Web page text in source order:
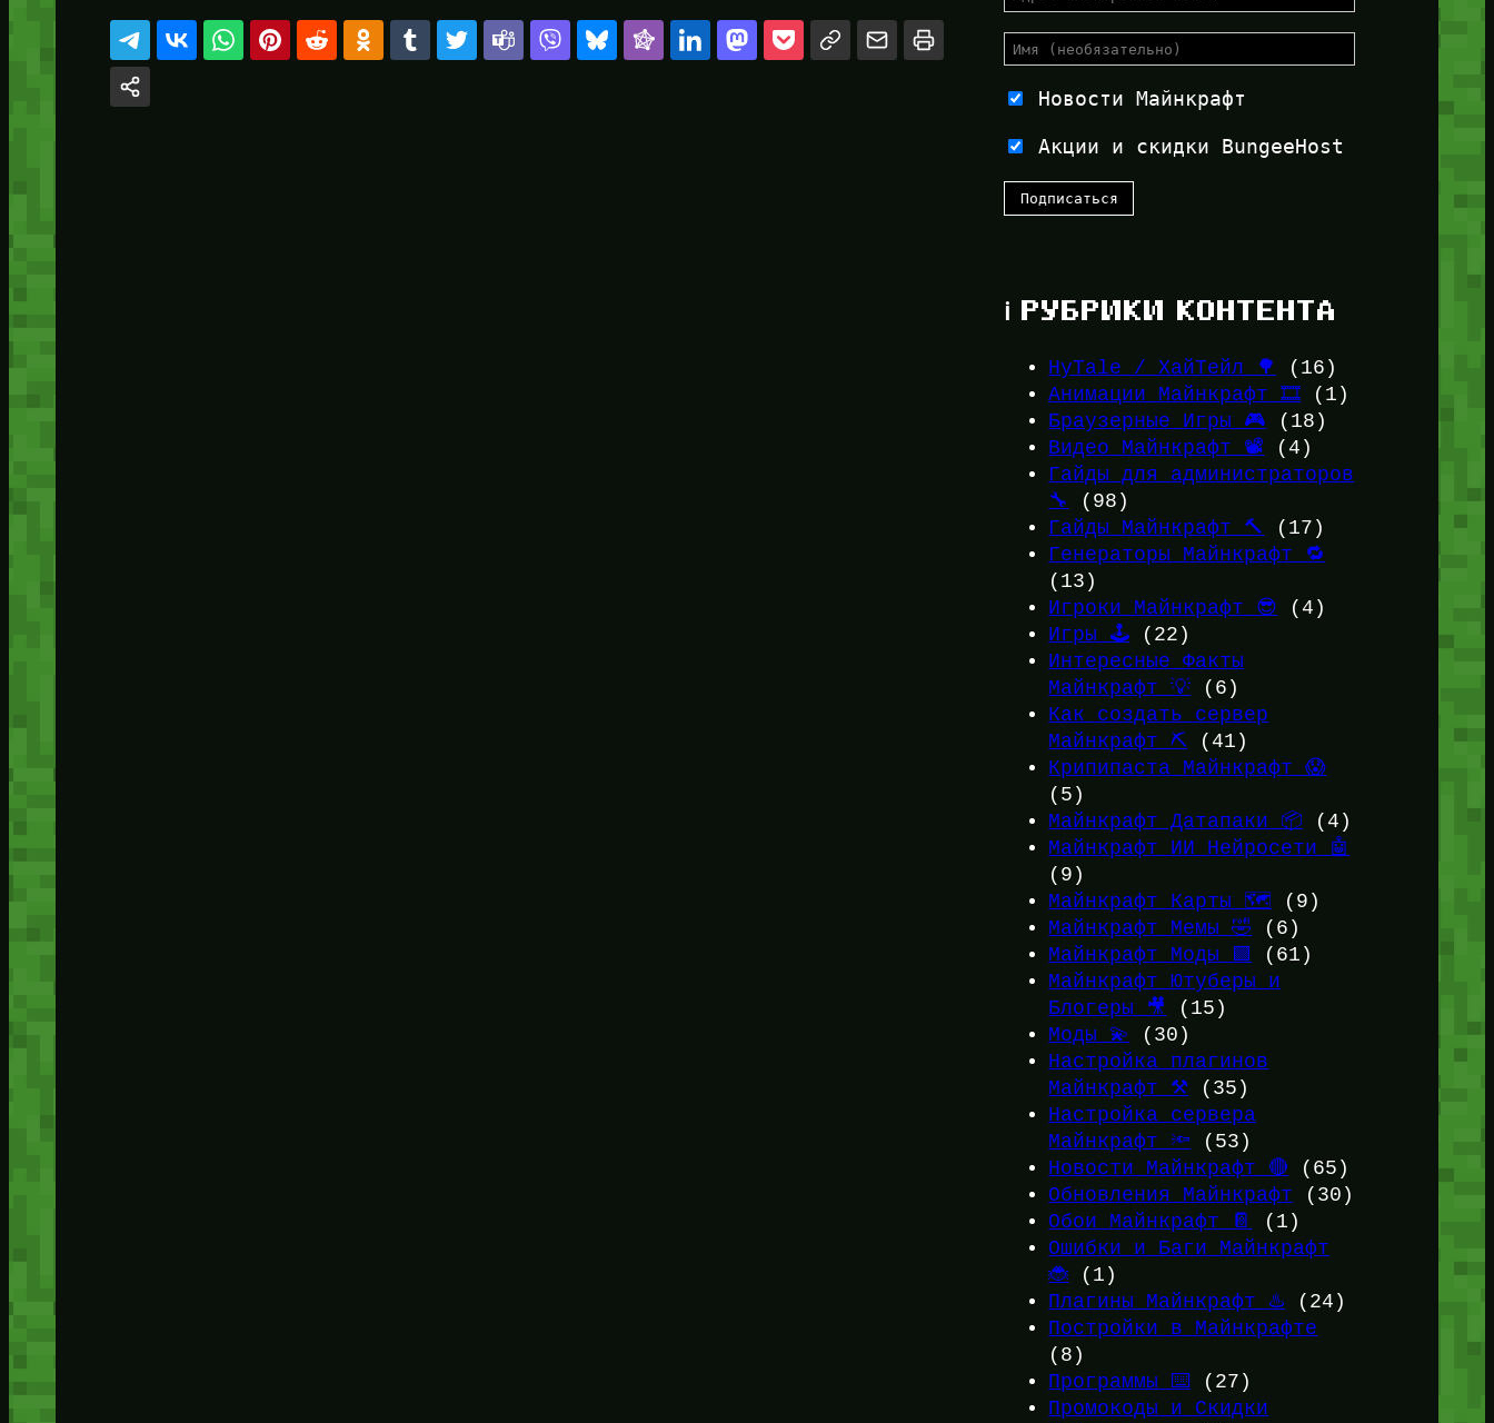
Новости Майнкрафт
Акции и скидки BungeeHost
ℹ️ РУБРИКИ КОНТЕНТА
HyTale / ХайТейл 🌳
(16)
Анимации Майнкрафт 🎞️ (1)
Браузерные Игры 🎮 (18)
Видео Майнкрафт 📽️ (4)
Гайды для администраторов
🔧
(98)
Гайды Майнкрафт 🔨
(17)
Генераторы Майнкрафт 🔁
(13)
Игроки Майнкрафт 😎 (4)
Игры 🕹️ (22)
Интересные Факты
Майнкрафт 💡 (6)
Как создать сервер
Майнкрафт ⛏️ (41)
Крипипаста Майнкрафт 😱
(5)
Майнкрафт Датапаки 📦 (4)
Майнкрафт ИИ Нейросети 🤖
(9)
Майнкрафт Карты 🗺️ (9)
Майнкрафт Мемы 🤣 (6)
Майнкрафт Моды 🟩
(61)
Майнкрафт Ютуберы и
Блогеры 🎥
(15)
Моды 💫
(30)
Настройка плагинов
Майнкрафт ⚒️ (35)
Настройка сервера
Майнкрафт 🔦 (53)
Новости Майнкрафт 🔴 (65)
Обновления Майнкрафт (30)
Обои Майнкрафт 📔
(1)
Ошибки и Баги Майнкрафт
🐞 (1)
Плагины Майнкрафт ♨️ (24)
Постройки в Майнкрафте
(8)
Программы ⌨️
(27)
Промокоды и Скидки